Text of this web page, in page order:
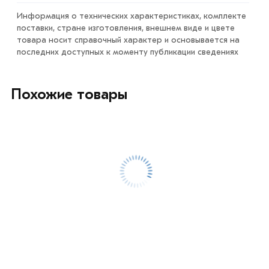
Информация о технических характеристиках, комплекте
поставки, стране изготовления, внешнем виде и цвете
товара носит справочный характер и основывается на
последних доступных к моменту публикации сведениях
Похожие товары